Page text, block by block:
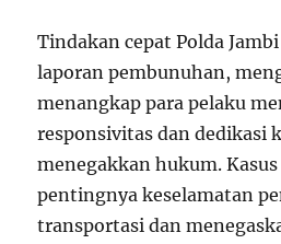
Tindakan cepat Polda
laporan pembunuhan,
menangkap para pelaku
responsivitas dan dedikasi
menegakkan hukum.
pentingnya keselamatan
transportasi dan